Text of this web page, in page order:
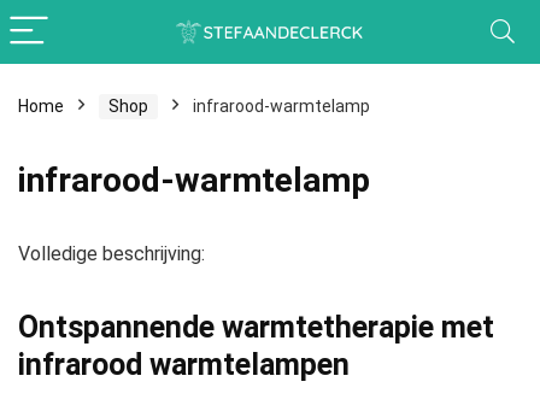
Home Shop infrarood-warmtelamp
infrarood-warmtelamp
Volledige beschrijving:
Ontspannende warmtetherapie met
infrarood warmtelampen